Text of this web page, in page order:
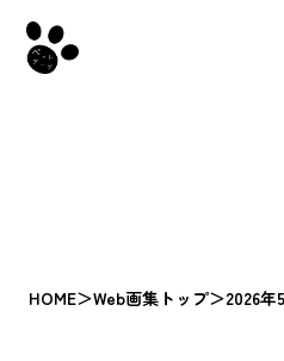
HOME＞Web画集トップ＞2026年